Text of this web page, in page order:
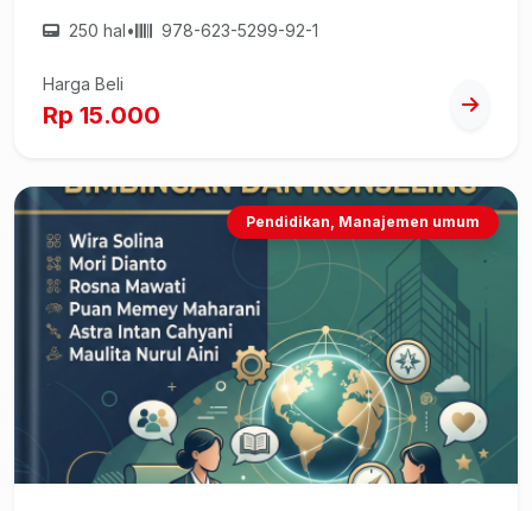
250 hal• 978-623-5299-92-1
Harga Beli
Rp 15.000
Pendidikan, Manajemen umum